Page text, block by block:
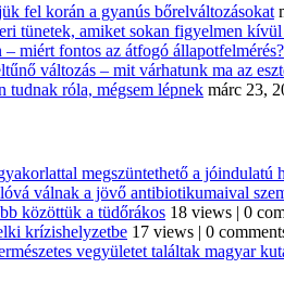
fel korán a gyanús bőrelváltozásokat
tünetek, amiket sokan figyelmen
– miért fontos az átfogó állapotfelmérés?
változás – mit várhatunk ma az
tudnak róla, mégsem lépnek márc 23,
megszüntethető a jóindulatú
válnak a jövő antibiotikumaival
közöttük a tüdőrákos 18 views | 0
krízishelyzetbe 17 views | 0
vegyületet találtak magyar